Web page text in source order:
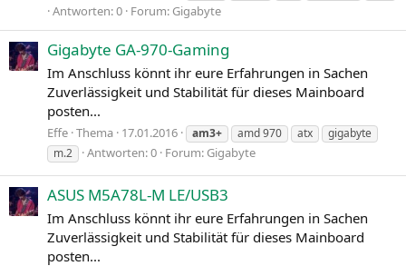
Antworten: 0 Forum: Gigabyte
Gigabyte GA-970-Gaming
Im Anschluss könnt ihr eure Erfahrungen in Sachen
Zuverlässigkeit und Stabilität für dieses Mainboard
posten...
Effe Thema 17.01.2016 am3+ amd 970 atx
gigabyte
m.2
Antworten: 0 Forum: Gigabyte
ASUS M5A78L-M LE/USB3
Im Anschluss könnt ihr eure Erfahrungen in Sachen
Zuverlässigkeit und Stabilität für dieses Mainboard
posten...